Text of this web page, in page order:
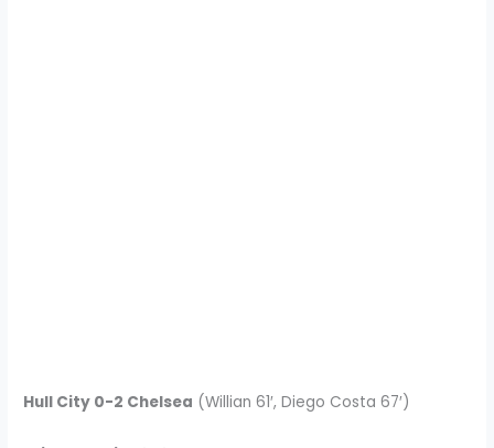
Hull City 0-2 Chelsea (Willian 61′, Diego Costa 67′)